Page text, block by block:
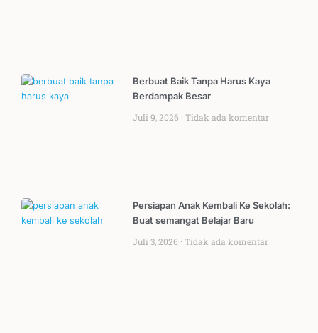
Berbuat Baik Tanpa Harus Kaya
Berdampak Besar
Juli 9, 2026
Tidak ada komentar
Persiapan Anak Kembali Ke Sekolah:
Buat semangat Belajar Baru
Juli 3, 2026
Tidak ada komentar